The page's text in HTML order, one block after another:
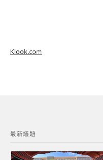
Klook.com
最新議題